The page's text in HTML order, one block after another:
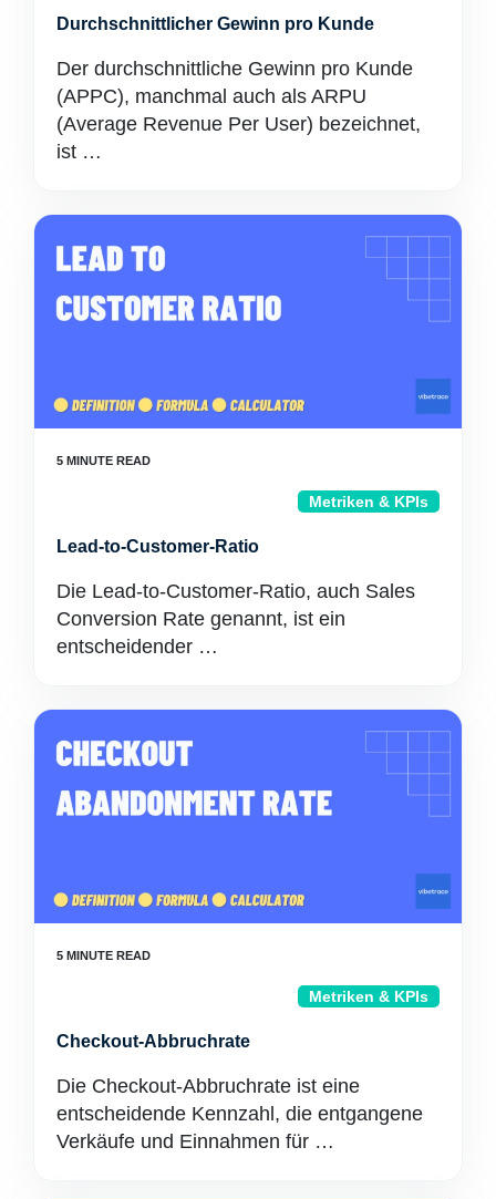
Durchschnittlicher Gewinn pro Kunde
Der durchschnittliche Gewinn pro Kunde
(APPC), manchmal auch als ARPU
(Average Revenue Per User) bezeichnet,
ist …
Metriken & KPIs
Lead-to-Customer-Ratio
Die Lead-to-Customer-Ratio, auch Sales
Conversion Rate genannt, ist ein
entscheidender …
Metriken & KPIs
Checkout-Abbruchrate
Die Checkout-Abbruchrate ist eine
entscheidende Kennzahl, die entgangene
Verkäufe und Einnahmen für …